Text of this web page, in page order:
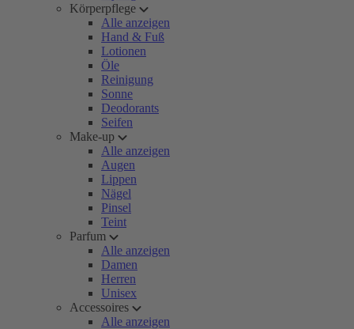
Körperpflege
Alle anzeigen
Hand & Fuß
Lotionen
Öle
Reinigung
Sonne
Deodorants
Seifen
Make-up
Alle anzeigen
Augen
Lippen
Nägel
Pinsel
Teint
Parfum
Alle anzeigen
Damen
Herren
Unisex
Accessoires
Alle anzeigen